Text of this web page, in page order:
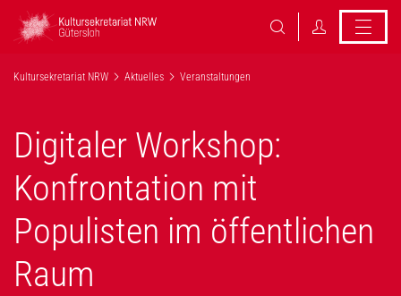
Kultursekretariat NRW Aktuelles Veranstaltungen
Digitaler Workshop:
Konfrontation mit
Populisten im öffentlichen
Raum